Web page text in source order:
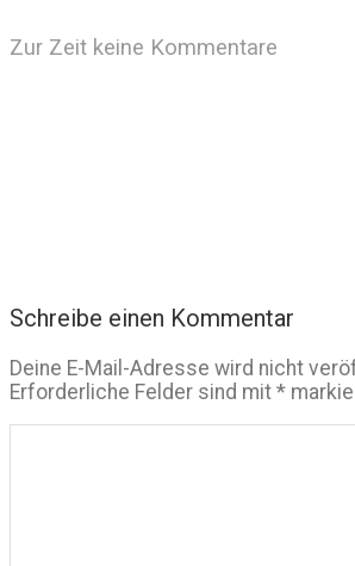
Zur Zeit keine Kommentare
Schreibe einen Kommentar
Deine E-Mail-Adresse wird nicht
Erforderliche Felder sind mit *